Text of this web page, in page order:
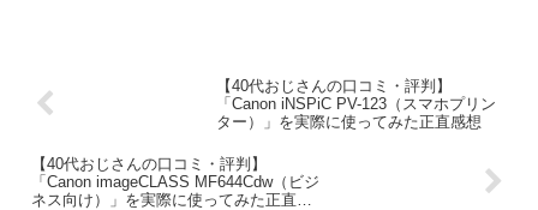
【40代おじさんの口コミ・評判】
「Canon iNSPiC PV-123（スマホプリン
ター）」を実際に使ってみた正直感想
【40代おじさんの口コミ・評判】
「Canon imageCLASS MF644Cdw（ビジ
ネス向け）」を実際に使ってみた正直感